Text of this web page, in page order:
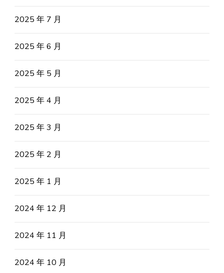
2025 年 7 月
2025 年 6 月
2025 年 5 月
2025 年 4 月
2025 年 3 月
2025 年 2 月
2025 年 1 月
2024 年 12 月
2024 年 11 月
2024 年 10 月